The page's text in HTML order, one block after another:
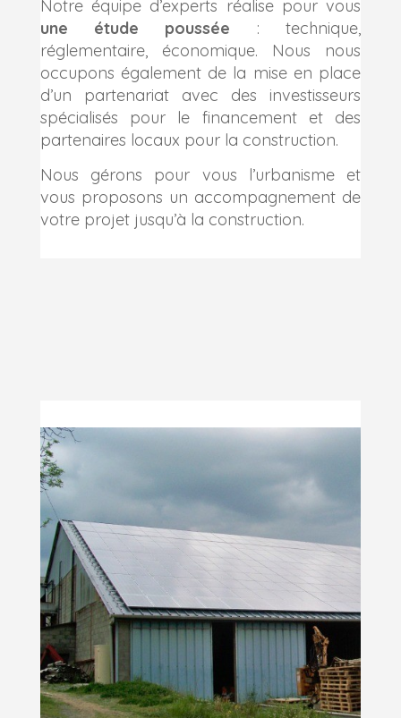
Notre équipe d’experts réalise pour vous
une étude poussée : technique,
réglementaire, économique. Nous nous
occupons également de la mise en place
d’un partenariat avec des investisseurs
spécialisés pour le financement et des
partenaires locaux pour la construction.
Nous gérons pour vous l’urbanisme et
vous proposons un accompagnement de
votre projet jusqu’à la construction.